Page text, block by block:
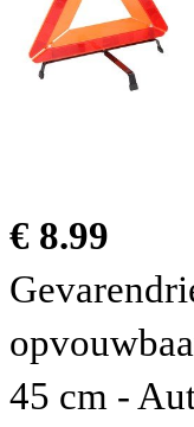
€ 8.99
45 cm -